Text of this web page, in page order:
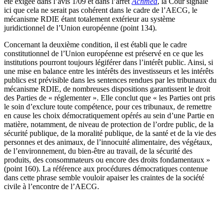
ici que cela ne serait pas cohérent dans le cadre de l’AECG, le
mécanisme RDIE étant totalement extérieur au système
juridictionnel de l’Union européenne (point 134).
Concernant la deuxième condition, il est établi que le cadre
constitutionnel de l’Union européenne est préservé en ce que les
institutions pourront toujours légiférer dans l’intérêt public. Ainsi, si
une mise en balance entre les intérêts des investisseurs et les intérêts
publics est prévisible dans les sentences rendues par les tribunaux du
mécanisme RDIE, de nombreuses dispositions garantissent le droit
des Parties de « réglementer ». Elle conclut que « les Parties ont pris
le soin d’exclure toute compétence, pour ces tribunaux, de remettre
en cause les choix démocratiquement opérés au sein d’une Partie en
matière, notamment, de niveau de protection de l’ordre public, de la
sécurité publique, de la moralité publique, de la santé et de la vie des
personnes et des animaux, de l’innocuité alimentaire, des végétaux,
de l’environnement, du bien-être au travail, de la sécurité des
produits, des consommateurs ou encore des droits fondamentaux »
(point 160). La référence aux procédures démocratiques contenue
dans cette phrase semble vouloir apaiser les craintes de la société
civile à l’encontre de l’AECG.